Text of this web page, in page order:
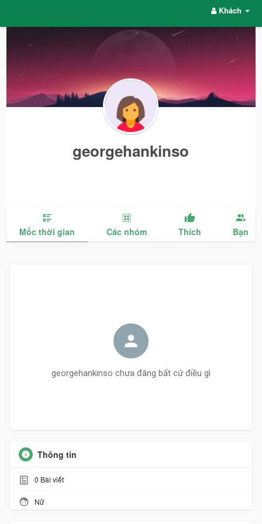
Khách
georgehankinso
Mốc thời gian Các nhóm Thích Bạn
georgehankinso chưa đăng bất cứ điều gì
Thông tin
0 Bài viết
Nữ